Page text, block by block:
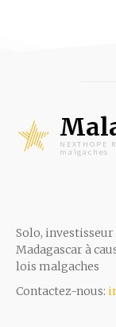
malgaches
Solo,
Madagascar à
lois malgaches
Contactez-nous: